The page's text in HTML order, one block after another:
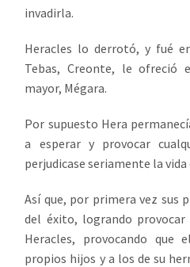
invadirla.
Heracles lo derrotó, y fué
Tebas, Creonte, le ofreció
mayor, Mégara.
Por supuesto Hera
a esperar y provocar
perjudicase seriamente la vida
Así que, por primera vez sus
del éxito, logrando
Heracles, provocando que
propios hijos y a los de su